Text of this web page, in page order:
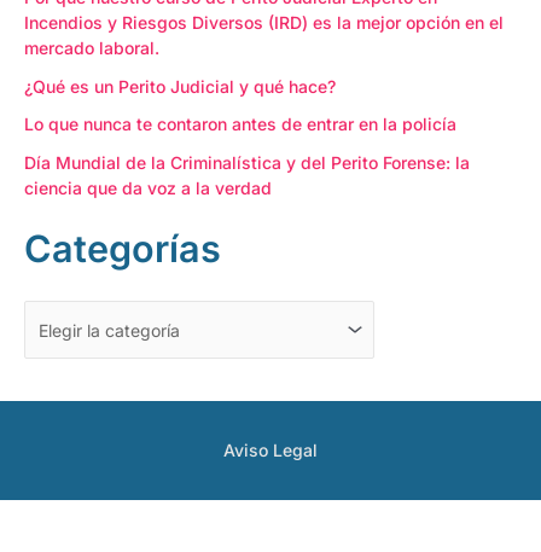
o
:
Incendios y Riesgos Diversos (IRD) es la mejor opción en el
mercado laboral.
¿Qué es un Perito Judicial y qué hace?
Lo que nunca te contaron antes de entrar en la policía
Día Mundial de la Criminalística y del Perito Forense: la
ciencia que da voz a la verdad
Categorías
í
a
Aviso Legal